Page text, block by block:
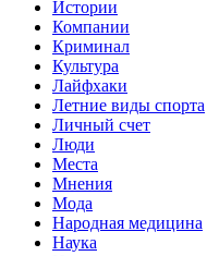
Истории
Компании
Криминал
Культура
Лайфхаки
Летние виды спорта
Личный счет
Люди
Места
Мнения
Мода
Народная медицина
Наука